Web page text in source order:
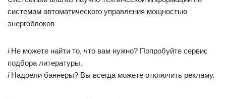
системам автоматического управления мощностью
энергоблоков
iНе можете найти то, что вам нужно? Попробуйте сервис
подбора литературы.
iНадоели баннеры? Вы всегда можете отключить рекламу.